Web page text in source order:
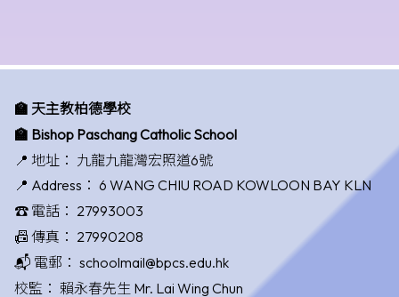
🏫 天主教柏德學校
🏫 Bishop Paschang Catholic School
📍 地址： 九龍九龍灣宏照道6號
📍 Address： 6 WANG CHIU ROAD KOWLOON BAY KLN
☎️ 電話： 27993003
📠 傳真： 27990208
📬 電郵： schoolmail@bpcs.edu.hk
校監： 賴永春先生 Mr. Lai Wing Chun